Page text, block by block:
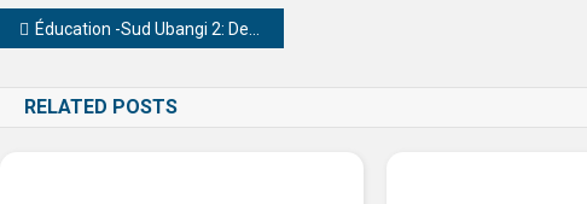
Éducation -Sud Ubangi 2: Des éducatrices du préscolaire formées pour améliorer le suivi pédagogique des enfants
RELATED POSTS